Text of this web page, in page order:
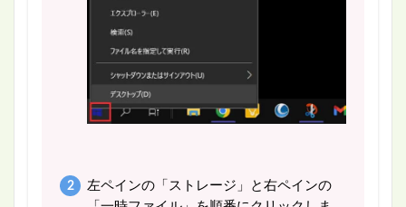
左ペインの「ストレージ」と右ペインの